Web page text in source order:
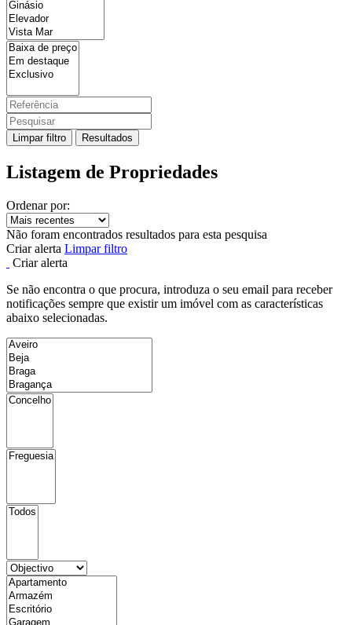
Limpar filtro Resultados
Listagem de Propriedades
Ordenar por:
Não foram encontrados resultados para esta pesquisa
Criar alerta Limpar filtro
Criar alerta
Se não encontra o que procura, introduza o seu email para receber
notificações sempre que existir um imóvel com as características
abaixo selecionadas.